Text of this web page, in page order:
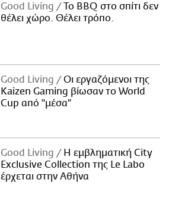
Good Living
Το BBQ στο σπίτι δεν
θέλει χώρο. Θέλει τρόπο.
Good Living
Οι εργαζόμενοι της
Kaizen Gaming βίωσαν το World
Cup από "μέσα"
Good Living
Η εμβληματική City
Exclusive Collection της Le Labo
έρχεται στην Αθήνα